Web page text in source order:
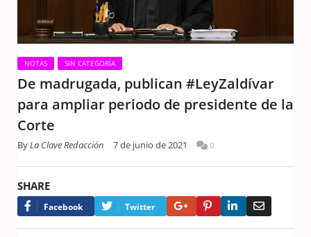
NOTAS SIN CATEGORÍA
De madrugada, publican #LeyZaldívar
para ampliar periodo de presidente de la
Corte
ByLa Clave Redacción 7 de junio de 2021 0
SHARE
Facebook Twitter Google+PinterestLinkedIn